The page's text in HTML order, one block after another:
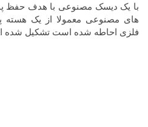
با یک دیسک مصنوعی با هدف حفظ
های مصنوعی معمولا از یک
فلزی احاطه شده است تشکیل شده